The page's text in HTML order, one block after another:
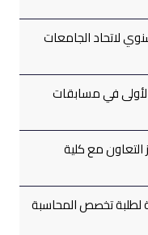
لاتحاد الجامعات
في مسابقات
مع كلية
لطلبة تخصص المحاسبة